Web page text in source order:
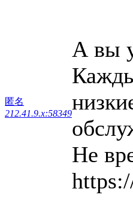
匿名
212.41.9.x:58349
А вы
Не